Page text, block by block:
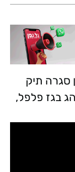
סגרה תיק
בגז פלפל,